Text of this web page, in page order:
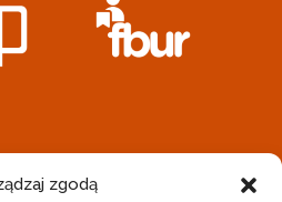
zgodą
JEST STOWARZYSZENIE
PRZEDSIĘBIORCZOŚCI